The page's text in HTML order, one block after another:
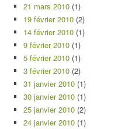
21 mars 2010 (1)
19 février 2010 (2)
14 février 2010 (1)
9 février 2010 (1)
5 février 2010 (1)
3 février 2010 (2)
31 janvier 2010 (1)
30 janvier 2010 (1)
25 janvier 2010 (2)
24 janvier 2010 (1)